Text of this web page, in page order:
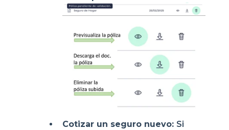
Cotizar un seguro nuevo: Si